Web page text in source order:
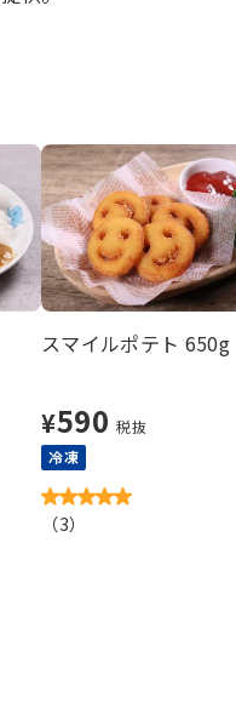
スマイルポテト 650g
¥590 税抜
冷凍
（3）